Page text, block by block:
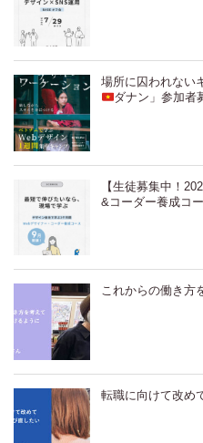
場所に囚われない
ダナン」参加者
【生徒募集中！
&コーダー養成コ
これからの働き方
転職に向けて改め